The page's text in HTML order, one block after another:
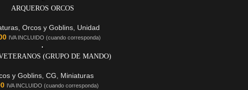
ARQUEROS ORCOS
Orcos y Goblins Unidad
IVA INCLUIDO (cuando corresponda)
(GRUPO DE MANDO)
y Goblins CG
Miniaturas
IVA INCLUIDO (cuando corresponda)